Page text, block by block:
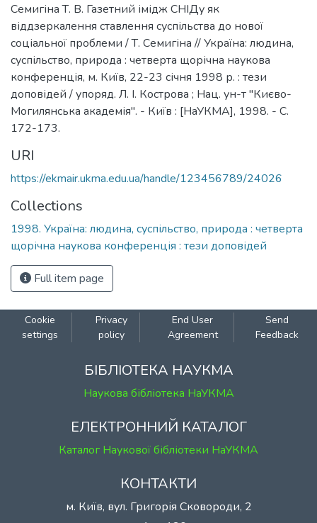
Семигіна Т. В. Газетний імідж СНІДу як
віддзеркалення ставлення суспільства до нової
соціальної проблеми / Т. Семигіна // Україна: людина,
суспільство, природа : четверта щорічна наукова
конференція, м. Київ, 22-23 січня 1998 р. : тези
доповідей / упоряд. Л. І. Кострова ; Нац. ун-т "Києво-
Могилянська академія". - Київ : [НаУКМА], 1998. - С.
172-173.
URI
https://ekmair.ukma.edu.ua/handle/123456789/24026
Collections
1998. Україна: людина, суспільство, природа : четверта
щорічна наукова конференція : тези доповідей
Full item page
Cookie
settings
Privacy
policy
End User
Agreement
Send
Feedback
БІБЛІОТЕКА НАУКМА
Наукова бібліотека НаУКМА
ЕЛЕКТРОННИЙ КАТАЛОГ
Каталог Наукової бібліотеки НаУКМА
КОНТАКТИ
м. Київ, вул. Григорія Сковороди, 2